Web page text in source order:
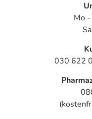
Mo
030 622